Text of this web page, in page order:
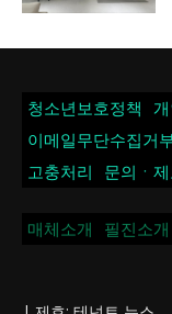
청소년보호정책
이메일무단수집거
고충처리
문의ㆍ
매체소개 필진소개